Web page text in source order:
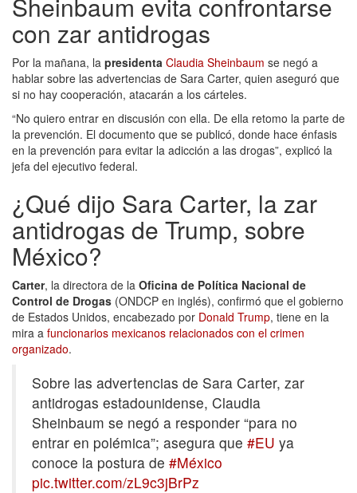
con zar antidrogas
Por la mañana, la presidenta Claudia Sheinbaum se negó a
hablar sobre las advertencias de Sara Carter, quien aseguró que
si no hay cooperación, atacarán a los cárteles.
“No quiero entrar en discusión con ella. De ella retomo la parte de
la prevención. El documento que se publicó, donde hace énfasis
en la prevención para evitar la adicción a las drogas”, explicó la
jefa del ejecutivo federal.
¿Qué dijo Sara Carter, la zar
antidrogas de Trump, sobre
México?
Carter, la directora de la Oficina de Política Nacional de
Control de Drogas (ONDCP en inglés), confirmó que el gobierno
de Estados Unidos, encabezado por Donald Trump, tiene en la
mira a funcionarios mexicanos relacionados con el crimen
organizado.
Sobre las advertencias de Sara Carter, zar
antidrogas estadounidense, Claudia
Sheinbaum se negó a responder “para no
entrar en polémica”; asegura que #EU ya
conoce la postura de #México
pic.twitter.com/zL9c3jBrPz